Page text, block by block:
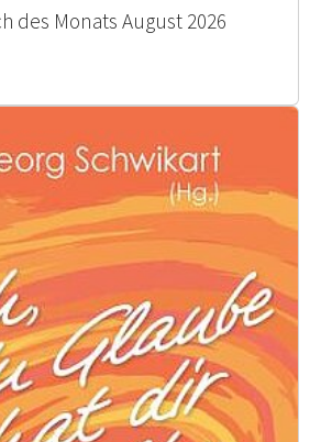
des Monats August 2026